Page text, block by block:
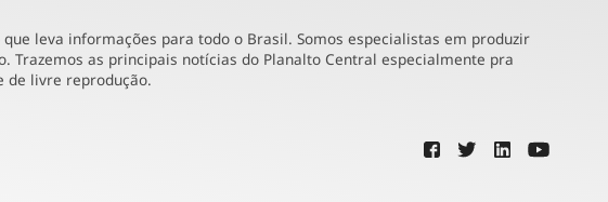
leva informações para todo o Brasil. Somos especialistas em produzir
Trazemos as principais notícias do Planalto Central especialmente pra
de livre reprodução.